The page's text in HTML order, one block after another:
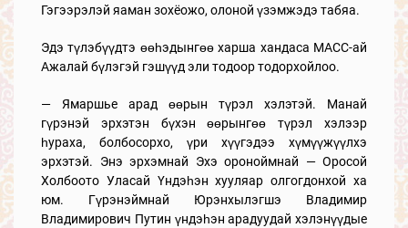
Гэгээрэлэй яаман зохёожо, олоной үзэмжэдэ табяа.
Эдэ түлэбүүдтэ өөһэдынгөө харша хандаса МАСС-ай
Ажалай бүлэгэй гэшүүд эли тодоор тодорхойлоо.
— Ямаршье арад өөрын түрэл хэлэтэй. Манай
гүрэнэй эрхэтэн бүхэн өөрынгөө түрэл хэлээр
һураха, болбосорхо, үри хүүгэдээ хүмүүжүүлхэ
эрхэтэй. Энэ эрхэмнай Эхэ ороноймнай — Оросой
Холбоото Уласай Үндэһэн хууляар олгогдонхой ха
юм. Гүрэнэймнай Юрэнхылэгшэ Владимир
Владимирович Путин үндэһэн арадуудай хэлэнүүдые